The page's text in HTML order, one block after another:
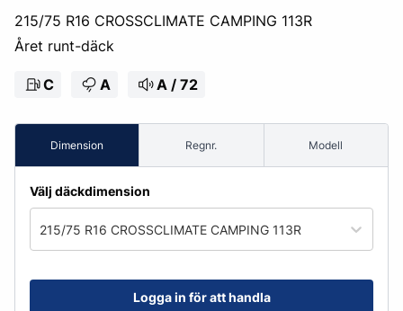
215/75 R16 CROSSCLIMATE CAMPING 113R
Året runt-däck
C A A / 72
Dimension Regnr. Modell
Välj däckdimension
215/75 R16 CROSSCLIMATE CAMPING 113R
Logga in för att handla